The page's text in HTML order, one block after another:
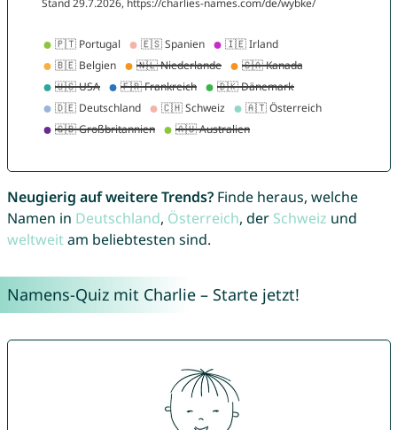
Neugierig auf weitere Trends?Finde heraus, welche
Namen in Deutschland, Österreich, der Schweiz und
weltweitam beliebtesten sind.
Namens-Quiz mit Charlie – Starte jetzt!